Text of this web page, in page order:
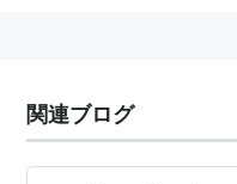
作
著作
関連ブログ